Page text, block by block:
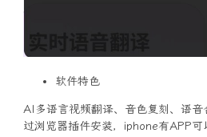
软件特色
AI多语言视频翻译、音色复刻、语
过浏览器插件安装，iphone有APP